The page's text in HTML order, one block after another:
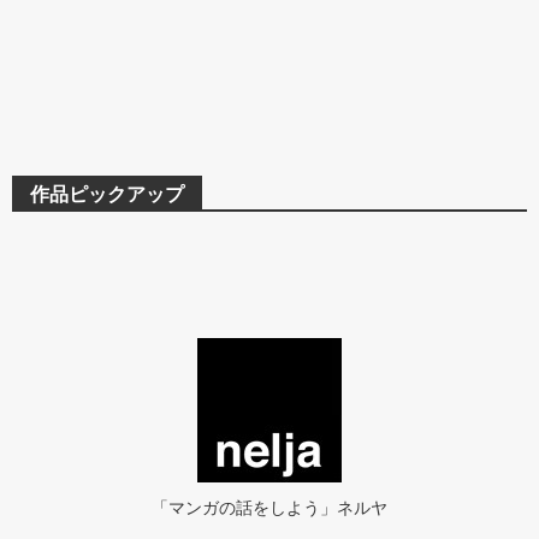
作品ピックアップ
「マンガの話をしよう」ネルヤ